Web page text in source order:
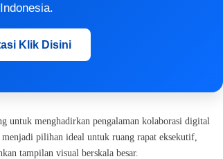
Klik Disini
menghadirkan pengalaman kolaborasi digital
menjadi pilihan ideal untuk ruang rapat eksekutif,
tampilan visual berskala besar.